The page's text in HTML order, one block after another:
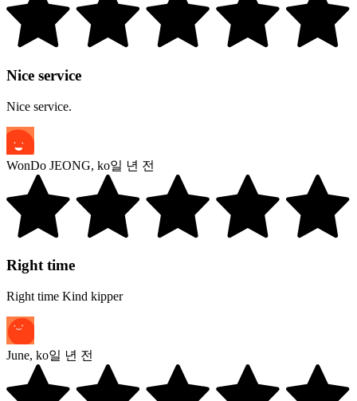
Nice service
Nice service.
WonDo JEONG, ko일 년 전
Right time
Right time Kind kipper
June, ko일 년 전